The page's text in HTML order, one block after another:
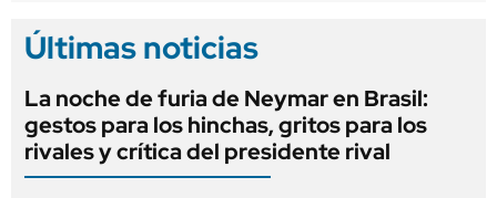
Últimas noticias
La noche de furia de Neymar en Brasil:
gestos para los hinchas, gritos para los
rivales y crítica del presidente rival